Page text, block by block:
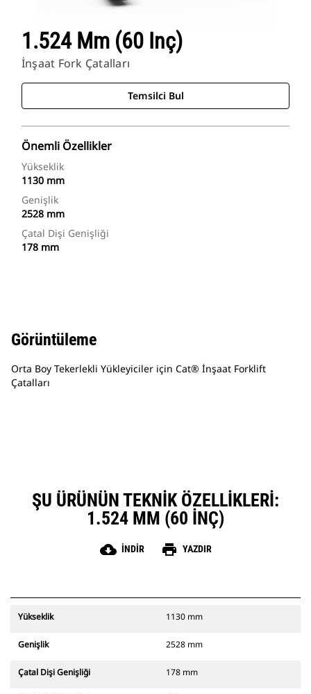
1.524 Mm (60 Inç)
İnşaat Fork Çatalları
Temsilci Bul
Önemli Özellikler
Yükseklik
1130 mm
Genişlik
2528 mm
Çatal Dişi Genişliği
178 mm
Görüntüleme
Orta Boy Tekerlekli Yükleyiciler için Cat® İnşaat Forklift
Çatalları
ŞU ÜRÜNÜN TEKNIK ÖZELLIKLERI:
1.524 MM (60 INÇ)
cloud_download İNDIR print YAZDIR
Yükseklik 1130 mm
Genişlik 2528 mm
Çatal Dişi Genişliği 178 mm